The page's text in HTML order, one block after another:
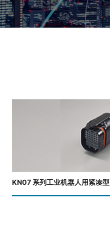
KN07 系列工业机器人用紧凑